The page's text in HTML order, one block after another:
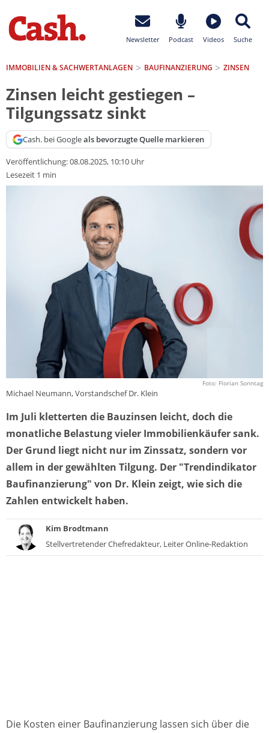
Newsletter Podcast Videos Suche
IMMOBILIEN & SACHWERTANLAGEN BAUFINANZIERUNG ZINSEN
Zinsen leicht gestiegen –
Tilgungssatz sinkt
Cash. bei Googleals bevorzugte Quelle markieren
Veröffentlichung:08.08.2025, 10:10 Uhr
Lesezeit 1 min
Foto: Florian Sonntag
Michael Neumann, Vorstandschef Dr. Klein
Im Juli kletterten die Bauzinsen leicht, doch die
monatliche Belastung vieler Immobilienkäufer sank.
Der Grund liegt nicht nur im Zinssatz, sondern vor
allem in der gewählten Tilgung. Der "Trendindikator
Baufinanzierung" von Dr. Klein zeigt, wie sich die
Zahlen entwickelt haben.
Kim Brodtmann
Stellvertretender Chefredakteur, Leiter Online-Redaktion
Die Kosten einer Baufinanzierung lassen sich über die